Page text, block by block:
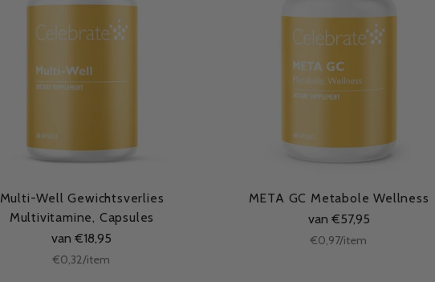
Multi-Well Gewichtsverlies
Multivitamine, Capsules
van €18,95
Stukprijs
€0,32/per
item
META GC Metabole Wellness
van €57,95
Stukprijs
€0,97/per
item